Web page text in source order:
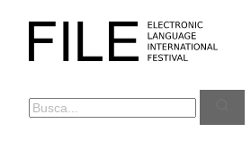
FILE
FESTIVAL